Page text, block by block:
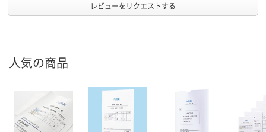
レビューをリクエストする
人気の商品